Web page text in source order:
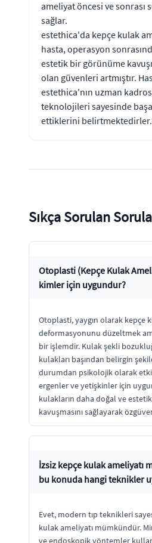
ameliyat öncesi ve sonrası
sağlar.
estethica'da kepçe kulak
hasta, operasyon
estetik bir görünüme
olan güvenleri artmıştır.
estethica'nın uzman
teknolojileri sayesinde
ettiklerini belirtmektedirler.
Sıkça Sorulan
Otoplasti (Kepçe Kulak
kimler için uygundur?
Otoplasti, yaygın olarak kepçe
deformasyonunu düzeltmek
bir işlemdir. Kulak şekli
kulakları başından belirgin
durumdan psikolojik olarak
ergenler ve yetişkinler için
kulakların daha doğal ve
kavuşmasını sağlayarak
İzsiz kepçe kulak ameliyatı
bu konuda hangi teknikler
Evet, modern tıp teknikleri
kulak ameliyatı mümkündür.
ve endoskopik yöntemler